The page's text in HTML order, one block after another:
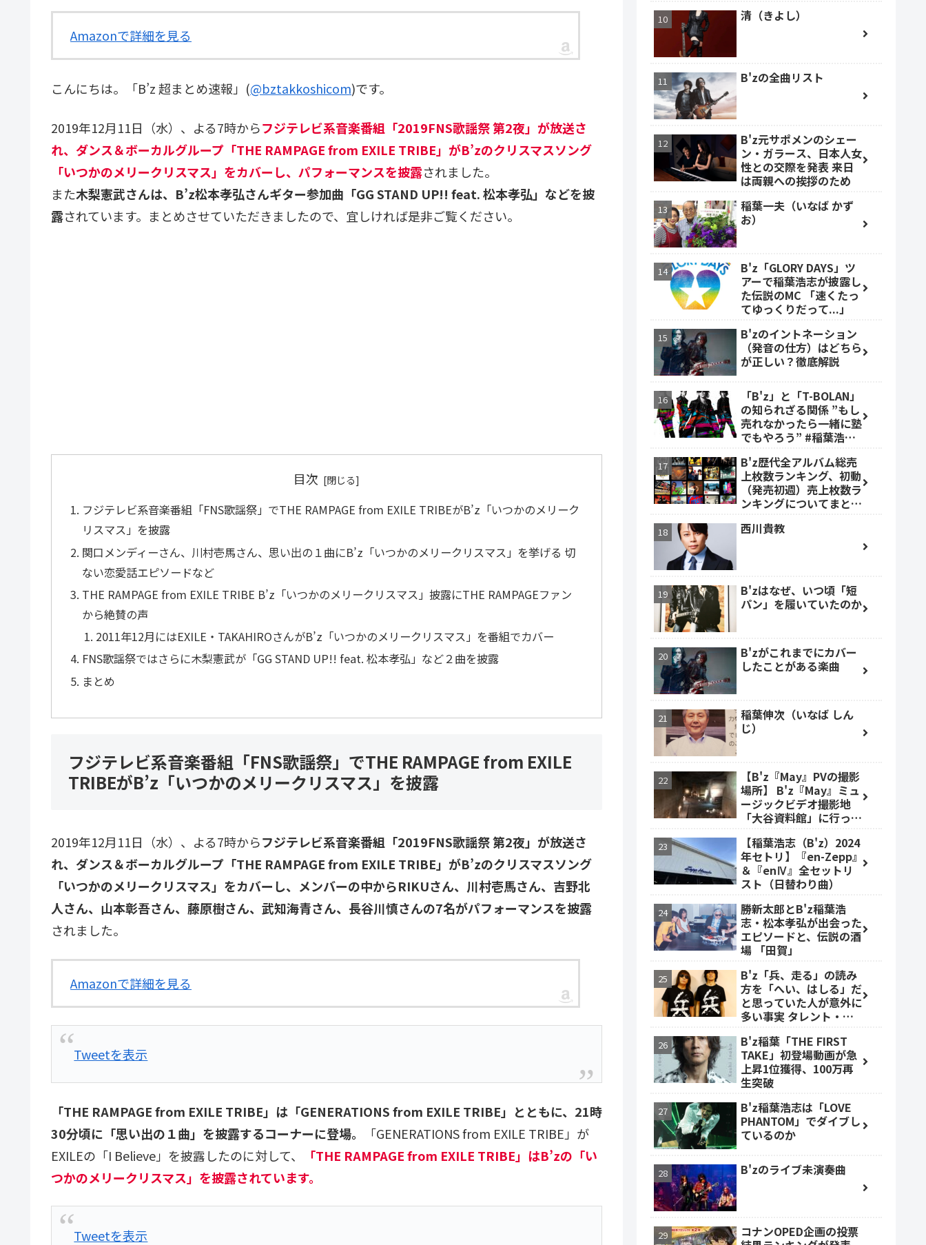
Amazonで詳細を見る
こんにちは。「B’z 超まとめ速報」(@bztakkoshicom)です。
2019年12月11日（水）、よる7時からフジテレビ系音楽番組「2019FNS歌謡祭 第2夜」が放送さ
れ、ダンス＆ボーカルグループ「THE RAMPAGE from EXILE TRIBE」がB’zのクリスマスソング
「いつかのメリークリスマス」をカバーし、パフォーマンスを披露されました。
また木梨憲武さんは、B’z松本孝弘さんギター参加曲「GG STAND UP!! feat. 松本孝弘」などを披
露されています。まとめさせていただきましたので、宜しければ是非ご覧ください。
目次
フジテレビ系音楽番組「FNS歌謡祭」でTHE RAMPAGE from EXILE TRIBEがB’z「いつかのメリーク
リスマス」を披露
関口メンディーさん、川村壱馬さん、思い出の１曲にB’z「いつかのメリークリスマス」を挙げる 切
ない恋愛話エピソードなど
THE RAMPAGE from EXILE TRIBE B’z「いつかのメリークリスマス」披露にTHE RAMPAGEファン
から絶賛の声
2011年12月にはEXILE・TAKAHIROさんがB’z「いつかのメリークリスマス」を番組でカバー
FNS歌謡祭ではさらに木梨憲武が「GG STAND UP!! feat. 松本孝弘」など２曲を披露
まとめ
フジテレビ系音楽番組「FNS歌謡祭」でTHE RAMPAGE from EXILE
TRIBEがB’z「いつかのメリークリスマス」を披露
2019年12月11日（水）、よる7時からフジテレビ系音楽番組「2019FNS歌謡祭 第2夜」が放送さ
れ、ダンス＆ボーカルグループ「THE RAMPAGE from EXILE TRIBE」がB’zのクリスマスソング
「いつかのメリークリスマス」をカバーし、メンバーの中からRIKUさん、川村壱馬さん、吉野北
人さん、山本彰吾さん、藤原樹さん、武知海青さん、長谷川慎さんの7名がパフォーマンスを披露
されました。
Amazonで詳細を見る
Tweetを表示
「THE RAMPAGE from EXILE TRIBE」は「GENERATIONS from EXILE TRIBE」とともに、21時
30分頃に「思い出の１曲」を披露するコーナーに登場。
「GENERATIONS from EXILE TRIBE」が
EXILEの「I Believe」を披露したのに対して、
「THE RAMPAGE from EXILE TRIBE」はB’zの「い
つかのメリークリスマス」を披露されています。
Tweetを表示
清（きよし）
B'zの全曲リスト
B'z元サポメンのシェー
ン・ガラース、日本人女
性との交際を発表 来日
は両親への挨拶のため
稲葉一夫（いなば かず
お）
B'z「GLORY DAYS」ツ
アーで稲葉浩志が披露し
た伝説のMC 「速くたっ
てゆっくりだって...」
B'zのイントネーション
（発音の仕方）はどちら
が正しい？徹底解説
「B'z」と「T-BOLAN」
の知られざる関係 ”もし
売れなかったら一緒に塾
でもやろう” #稲葉浩志
B'z歴代全アルバム総売
上枚数ランキング、初動
（発売初週）売上枚数ラ
ンキングについてまとめ
西川貴教
B'zはなぜ、いつ頃「短
パン」を履いていたのか
B'zがこれまでにカバー
したことがある楽曲
稲葉伸次（いなば しん
じ）
【B'z『May』PVの撮影
場所】 B'z『May』ミュ
ージックビデオ撮影地
「大谷資料館」に行って
【稲葉浩志（B'z）2024
年セトリ】『en-Zepp』
＆『enⅣ』全セットリ
スト（日替わり曲）
勝新太郎とB'z稲葉浩
志・松本孝弘が出会った
エピソードと、伝説の酒
場 「田賀」
B'z「兵、走る」の読み
方を「へい、はしる」だ
と思っていた人が意外に
多い事実 タレント・ベ
B'z稲葉「THE FIRST
TAKE」初登場動画が急
上昇1位獲得、100万再
生突破
B'z稲葉浩志は「LOVE
PHANTOM」でダイブし
ているのか
B'zのライブ未演奏曲
コナンOPED企画の投票